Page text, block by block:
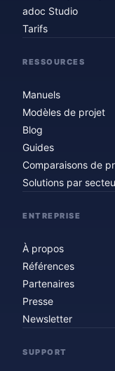
adoc Studio
Tarifs
RESSOURCES
Manuels
Modèles de projet
Blog
Guides
Comparaisons de
Solutions par
ENTREPRISE
À propos
Références
Partenaires
Presse
Newsletter
SUPPORT